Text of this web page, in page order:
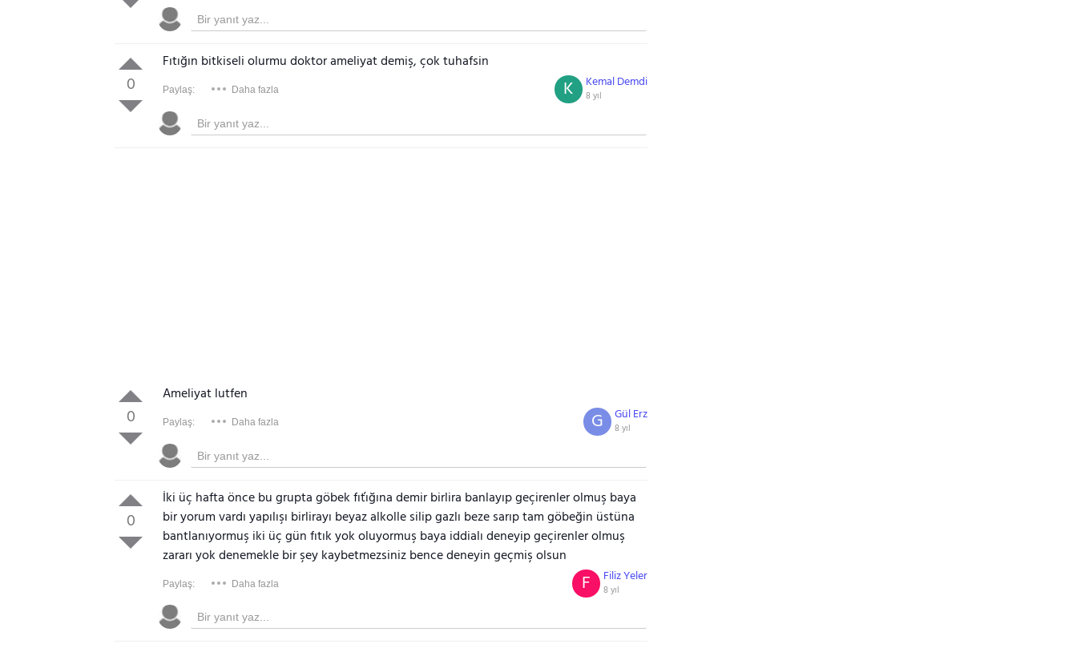
0
Fıtığın bitkiseli olurmu doktor ameliyat demiş, çok tuhafsin
Paylaş: Daha fazla Kemal Demdi
8 yıl
K
0
Ameliyat lutfen
Paylaş: Daha fazla Gül Erz
8 yıl
G
0
İki üç hafta önce bu grupta göbek fıťığına demir birlira banlayıp geçirenler olmuş baya
bir yorum vardı yapılışı birlirayı beyaz alkolle silip gazlı beze sarıp tam göbeğin üstüna
bantlanıyormuş iki üç gün fıtık yok oluyormuş baya iddialı deneyip geçirenler olmuş
zararı yok denemekle bir şey kaybetmezsiniz bence deneyin geçmiş olsun
Paylaş: Daha fazla Filiz Yeler
8 yıl
F